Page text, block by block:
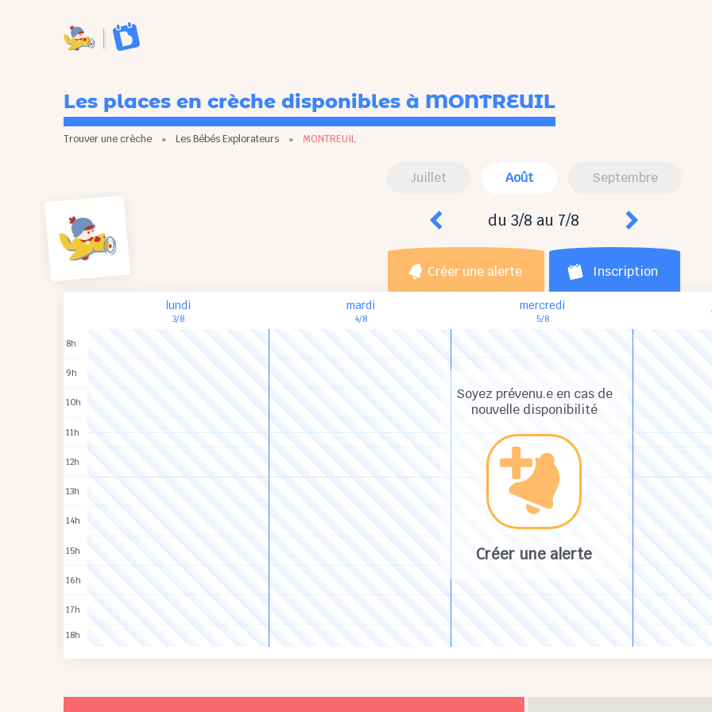
Les places en crèche disponibles à MONTREUIL
Trouver une crèche » Les Bébés Explorateurs » MONTREUIL
Juillet Août Septembre
du 3/8 au 7/8
Créer une alerte Inscription
Soyez prévenu.e en cas de
nouvelle disponibilité
Créer une alerte
lundi
3/8
mardi
4/8
mercredi
5/8
8h
9h
10h
11h
12h
13h
14h
15h
16h
17h
18h